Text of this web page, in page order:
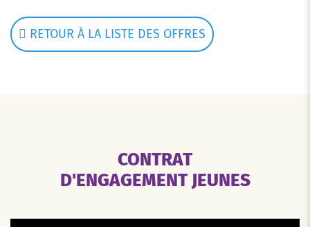
RETOUR À LA LISTE DES OFFRES
CONTRAT
D'ENGAGEMENT JEUNES